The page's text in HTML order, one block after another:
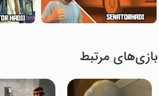
بازی‌های مرتبط